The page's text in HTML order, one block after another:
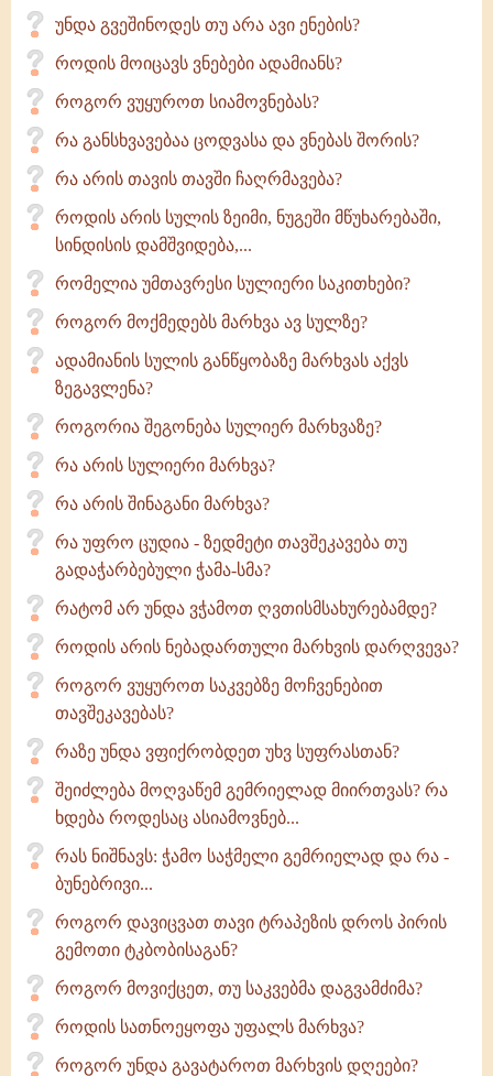
უნდა გვეშინოდეს თუ არა ავი ენების?
როდის მოიცავს ვნებები ადამიანს?
როგორ ვუყუროთ სიამოვნებას?
რა განსხვავებაა ცოდვასა და ვნებას შორის?
რა არის თავის თავში ჩაღრმავება?
როდის არის სულის ზეიმი, ნუგეში მწუხარებაში,
სინდისის დამშვიდება,...
რომელია უმთავრესი სულიერი საკითხები?
როგორ მოქმედებს მარხვა ავ სულზე?
ადამიანის სულის განწყობაზე მარხვას აქვს
ზეგავლენა?
როგორია შეგონება სულიერ მარხვაზე?
რა არის სულიერი მარხვა?
რა არის შინაგანი მარხვა?
რა უფრო ცუდია - ზედმეტი თავშეკავება თუ
გადაჭარბებული ჭამა-სმა?
რატომ არ უნდა ვჭამოთ ღვთისმსახურებამდე?
როდის არის ნებადართული მარხვის დარღვევა?
როგორ ვუყუროთ საკვებზე მოჩვენებით
თავშეკავებას?
რაზე უნდა ვფიქრობდეთ უხვ სუფრასთან?
შეიძლება მოღვაწემ გემრიელად მიირთვას? რა
ხდება როდესაც ასიამოვნებ...
რას ნიშნავს: ჭამო საჭმელი გემრიელად და რა -
ბუნებრივი...
როგორ დავიცვათ თავი ტრაპეზის დროს პირის
გემოთი ტკბობისაგან?
როგორ მოვიქცეთ, თუ საკვებმა დაგვამძიმა?
როდის სათნოეყოფა უფალს მარხვა?
როგორ უნდა გავატაროთ მარხვის დღეები?